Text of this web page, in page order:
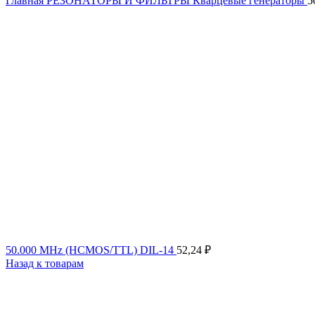
50.000 MHz (HCMOS/TTL) DIL-14 52,24 ₽
Назад к товарам